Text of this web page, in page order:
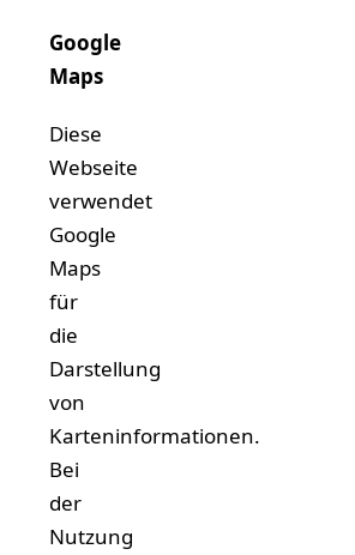
Google
Maps
Diese
Webseite
verwendet
Google
Maps
für
die
Darstellung
von
Karteninformationen.
Bei
der
Nutzung